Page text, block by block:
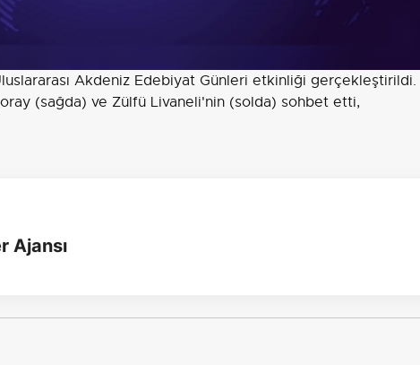
Akdeniz Edebiyat Günleri etkinliği gerçekleştirildi.
(sağda) ve Zülfü Livaneli'nin (solda) sohbet etti,
Ajansı